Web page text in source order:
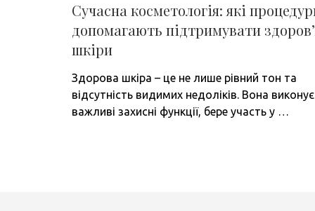
Сучасна косметологія: які
допомагають підтримувати
шкіри
Здорова шкіра – це не лише рівний тон та
відсутність видимих недоліків. Вона виконує
важливі захисні функції, бере участь у …